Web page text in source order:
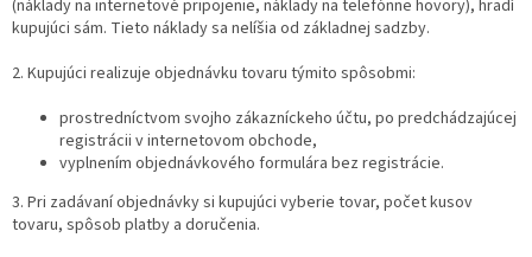
(náklady na internetové pripojenie, náklady na telefónne hovory), hradí
kupujúci sám. Tieto náklady sa nelíšia od základnej sadzby.
2. Kupujúci realizuje objednávku tovaru týmito spôsobmi:
prostredníctvom svojho zákazníckeho účtu, po predchádzajúcej
registrácii v internetovom obchode,
vyplnením objednávkového formulára bez registrácie.
3. Pri zadávaní objednávky si kupujúci vyberie tovar, počet kusov
tovaru, spôsob platby a doručenia.